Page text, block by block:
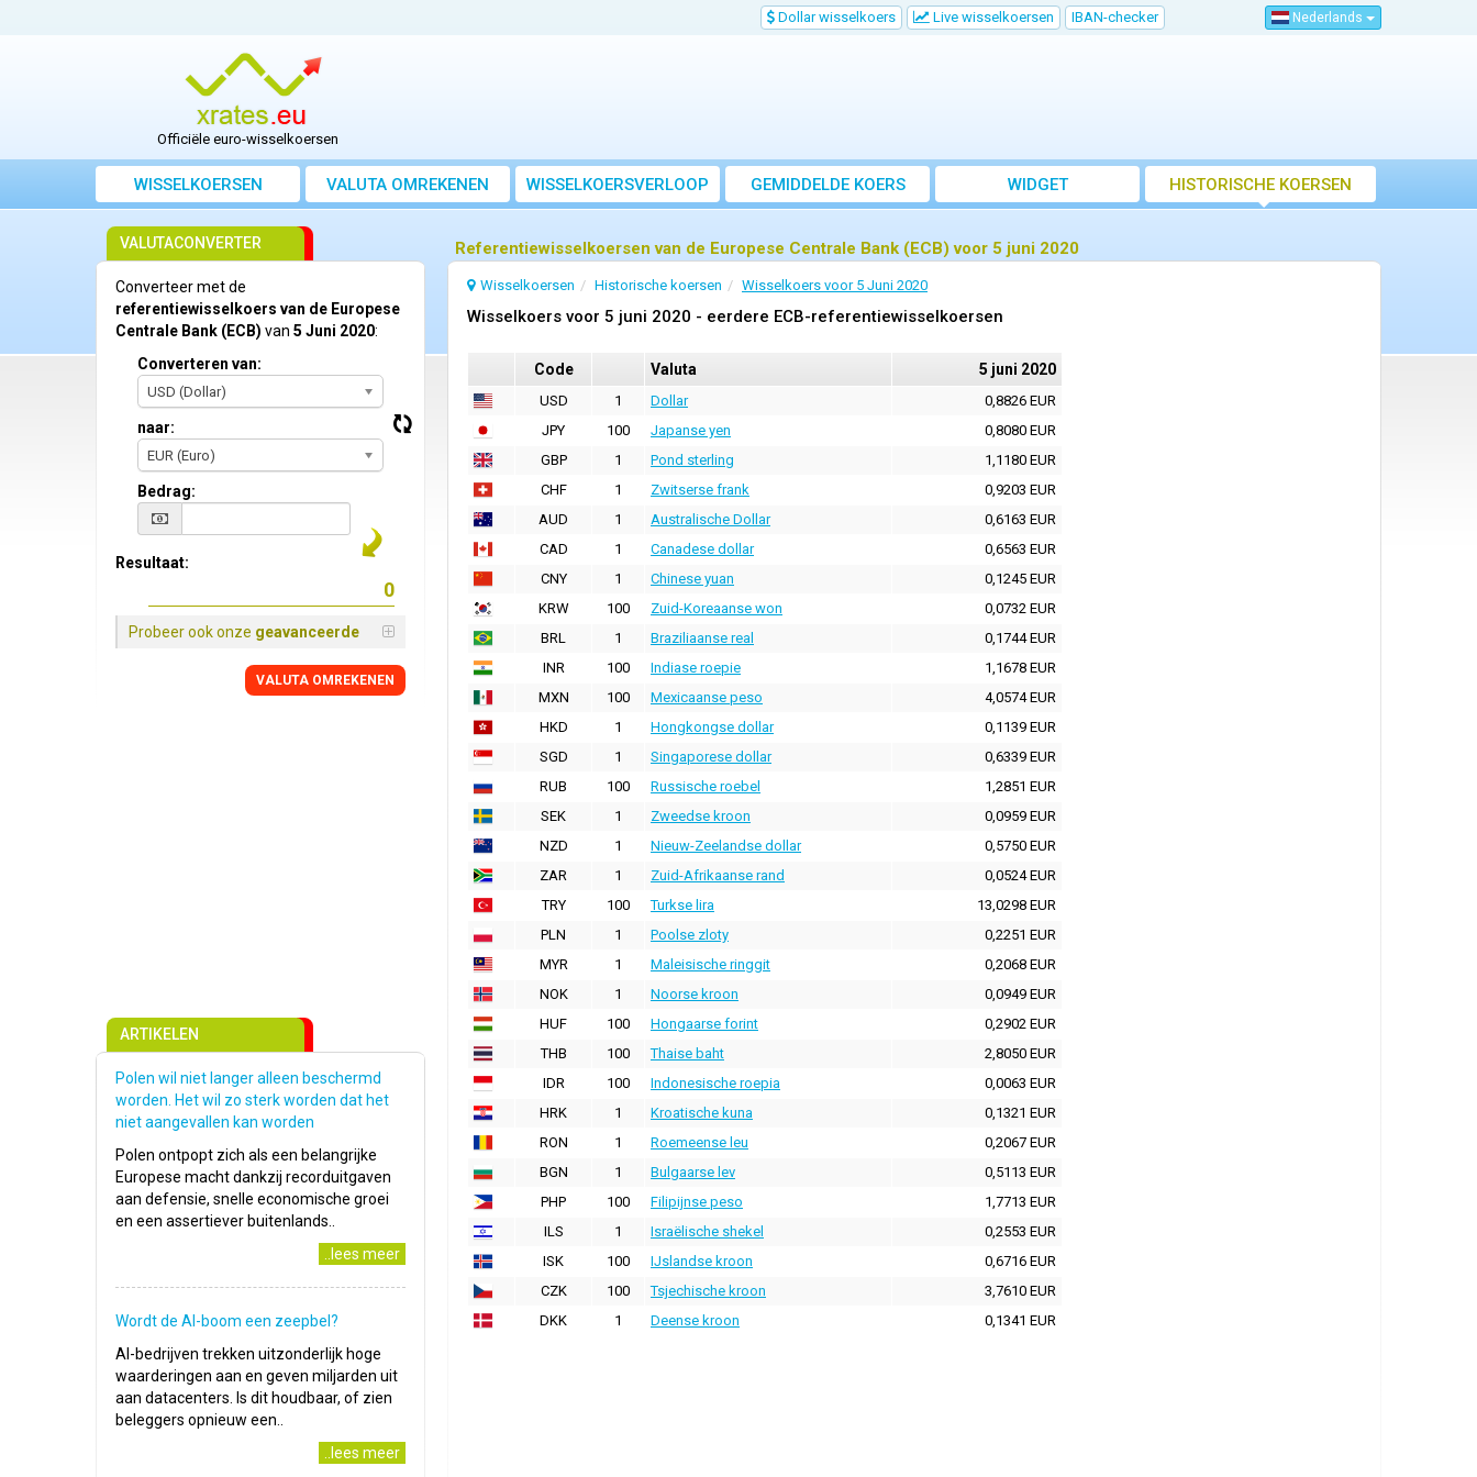
Dollar wisselkoers Live wisselkoersen IBAN-checker Nederlands
Officiële euro-wisselkoersen
WISSELKOERSEN VALUTA OMREKENEN WISSELKOERSVERLOOP GEMIDDELDE KOERS WIDGET HISTORISCHE KOERSEN
Referentiewisselkoersen van de Europese Centrale Bank (ECB) voor 5 juni 2020
Wisselkoersen Historische koersen Wisselkoers voor 5 Juni 2020
Wisselkoers voor 5 juni 2020 - eerdere ECB-referentiewisselkoersen
Code Valuta 5 juni 2020
USD 1 Dollar
0,8826 EUR
JPY
100 Japanse yen
0,8080 EUR
GBP
1 Pond sterling
1,1180 EUR
CHF
1 Zwitserse frank
0,9203 EUR
AUD
1 Australische Dollar
0,6163 EUR
CAD
1 Canadese dollar
0,6563 EUR
CNY
1 Chinese yuan
0,1245 EUR
KRW
100 Zuid-Koreaanse won
0,0732 EUR
BRL
1 Braziliaanse real
0,1744 EUR
INR
100 Indiase roepie
1,1678 EUR
MXN
100 Mexicaanse peso
4,0574 EUR
HKD
1 Hongkongse dollar
0,1139 EUR
SGD
1 Singaporese dollar
0,6339 EUR
RUB
100 Russische roebel
1,2851 EUR
SEK
1 Zweedse kroon
0,0959 EUR
NZD
1 Nieuw-Zeelandse dollar
0,5750 EUR
ZAR
1 Zuid-Afrikaanse rand
0,0524 EUR
TRY
100 Turkse lira
13,0298 EUR
PLN
1 Poolse zloty
0,2251 EUR
MYR
1 Maleisische ringgit
0,2068 EUR
NOK
1 Noorse kroon
0,0949 EUR
HUF
100 Hongaarse forint
0,2902 EUR
THB
100 Thaise baht
2,8050 EUR
IDR
100 Indonesische roepia
0,0063 EUR
HRK
1 Kroatische kuna
0,1321 EUR
RON
1 Roemeense leu
0,2067 EUR
BGN
1 Bulgaarse lev
0,5113 EUR
PHP
100 Filipijnse peso
1,7713 EUR
ILS
1 Israëlische shekel
0,2553 EUR
ISK
100 IJslandse kroon
0,6716 EUR
CZK
100 Tsjechische kroon
3,7610 EUR
DKK
1 Deense kroon 0,1341 EUR
VALUTACONVERTER
Converteer met de
referentiewisselkoers van de Europese
Centrale Bank (ECB) van 5 Juni 2020:
Converteren van:
USD (Dollar)
naar:
EUR (Euro)
Bedrag:
Resultaat:
Probeer ook onze geavanceerde
VALUTA OMREKENEN
ARTIKELEN
Polen wil niet langer alleen beschermd
worden. Het wil zo sterk worden dat het
niet aangevallen kan worden
Polen ontpopt zich als een belangrijke
Europese macht dankzij recorduitgaven
aan defensie, snelle economische groei
en een assertiever buitenlands..
..lees meer
Wordt de AI-boom een zeepbel?
AI-bedrijven trekken uitzonderlijk hoge
waarderingen aan en geven miljarden uit
aan datacenters. Is dit houdbaar, of zien
beleggers opnieuw een..
..lees meer